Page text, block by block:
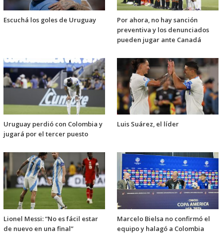
Escuchá los goles de Uruguay
Por ahora, no hay sanción
preventiva y los denunciados
pueden jugar ante Canadá
Uruguay perdió con Colombia y
jugará por el tercer puesto
Luis Suárez, el líder
Lionel Messi: “No es fácil estar
de nuevo en una final”
Marcelo Bielsa no confirmó el
equipo y halagó a Colombia